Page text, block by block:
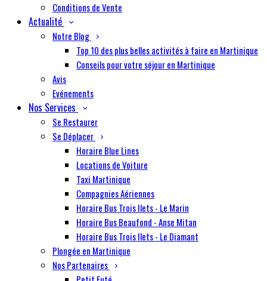
Conditions de Vente
Actualité
Notre Blog
Top 10 des plus belles activités à faire en Martinique
Conseils pour votre séjour en Martinique
Avis
Evénements
Nos Services
Se Restaurer
Se Déplacer
Horaire Blue Lines
Locations de Voiture
Taxi Martinique
Compagnies Aériennes
Horaire Bus Trois Ilets - Le Marin
Horaire Bus Beaufond - Anse Mitan
Horaire Bus Trois Ilets - Le Diamant
Plongée en Martinique
Nos Partenaires